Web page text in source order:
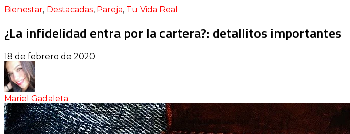
Bienestar, Destacadas, Pareja, Tu Vida Real
¿La infidelidad entra por la cartera?: detallitos importantes
18 de febrero de 2020
Mariel Gadaleta